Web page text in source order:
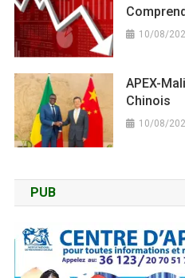
10/08/
APEX-
Chinois
10/08/
PUB